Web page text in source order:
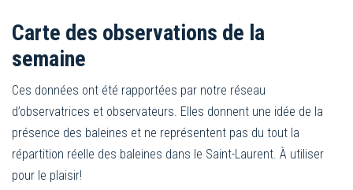
Carte des observations de la
semaine
Ces données ont été rapportées par notre réseau
d’observatrices et observateurs. Elles donnent une idée de la
présence des baleines et ne représentent pas du tout la
répartition réelle des baleines dans le Saint-Laurent. À utiliser
pour le plaisir!